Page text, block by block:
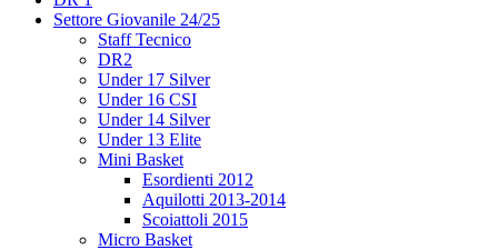
Settore Giovanile 24/25
Staff Tecnico
DR2
Under 17 Silver
Under 16 CSI
Under 14 Silver
Under 13 Elite
Mini Basket
Esordienti 2012
Aquilotti 2013-2014
Scoiattoli 2015
Micro Basket